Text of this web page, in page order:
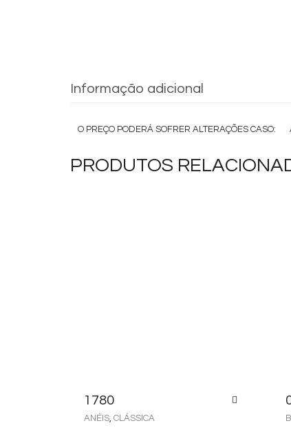
Informação adicional
O PREÇO PODERÁ SOFRER ALTERAÇÕES CASO:
PRODUTOS
1780
ANÉIS CLÁSSICA